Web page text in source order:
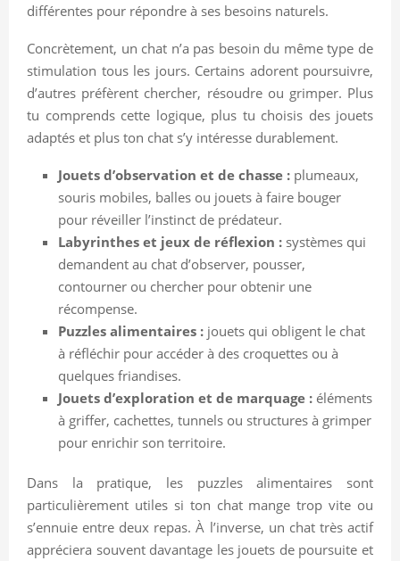
différentes pour répondre à ses besoins naturels.
Concrètement, un chat n’a pas besoin du même type de
stimulation tous les jours. Certains adorent poursuivre,
d’autres préfèrent chercher, résoudre ou grimper. Plus
tu comprends cette logique, plus tu choisis des jouets
adaptés et plus ton chat s’y intéresse durablement.
Jouets d’observation et de chasse : plumeaux,
souris mobiles, balles ou jouets à faire bouger
pour réveiller l’instinct de prédateur.
Labyrinthes et jeux de réflexion : systèmes qui
demandent au chat d’observer, pousser,
contourner ou chercher pour obtenir une
récompense.
Puzzles alimentaires : jouets qui obligent le chat
à réfléchir pour accéder à des croquettes ou à
quelques friandises.
Jouets d’exploration et de marquage : éléments
à griffer, cachettes, tunnels ou structures à grimper
pour enrichir son territoire.
Dans la pratique, les puzzles alimentaires sont
particulièrement utiles si ton chat mange trop vite ou
s’ennuie entre deux repas. À l’inverse, un chat très actif
appréciera souvent davantage les jouets de poursuite et